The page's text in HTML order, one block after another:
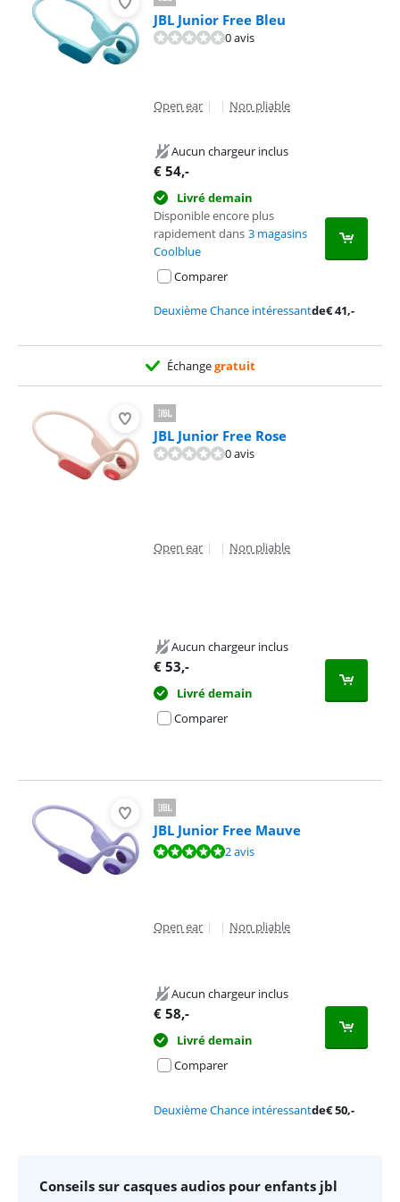
JBL Junior Free Bleu
0 avis
Open ear | | Non pliable
Aucun chargeur inclus
€ 54,-
Livré demain
Disponible encore plus
rapidement dans 3 magasins
Coolblue
Comparer
Deuxième Chance intéressantde€41,-
Échangegratuit
JBL Junior Free Rose
0 avis
Open ear | | Non pliable
Aucun chargeur inclus
€ 53,-
Livré demain
Comparer
JBL Junior Free Mauve
La note est de 10 sur 10, basée sur 2 avis.2 avis
Open ear | | Non pliable
Aucun chargeur inclus
€ 58,-
Livré demain
Comparer
Deuxième Chance intéressantde€50,-
Conseils sur casques audios pour enfants jbl